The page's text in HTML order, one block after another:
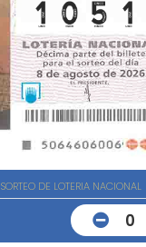
SORTEO DE LOTERIA NACIONAL
0